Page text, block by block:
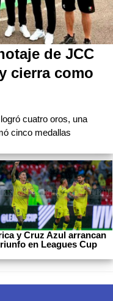
de JCC
cierra como
cuatro oros, una
cinco medallas
y Cruz Azul arrancan
en Leagues Cup